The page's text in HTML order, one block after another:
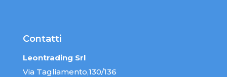
Contatti
Leontrading Srl
Via Tagliamento,130/136